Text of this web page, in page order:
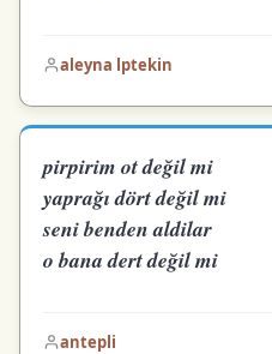
aleyna lptekin
pirpirim ot değil mi
yaprağı dört değil mi
seni benden aldilar
o bana dert değil mi
antepli